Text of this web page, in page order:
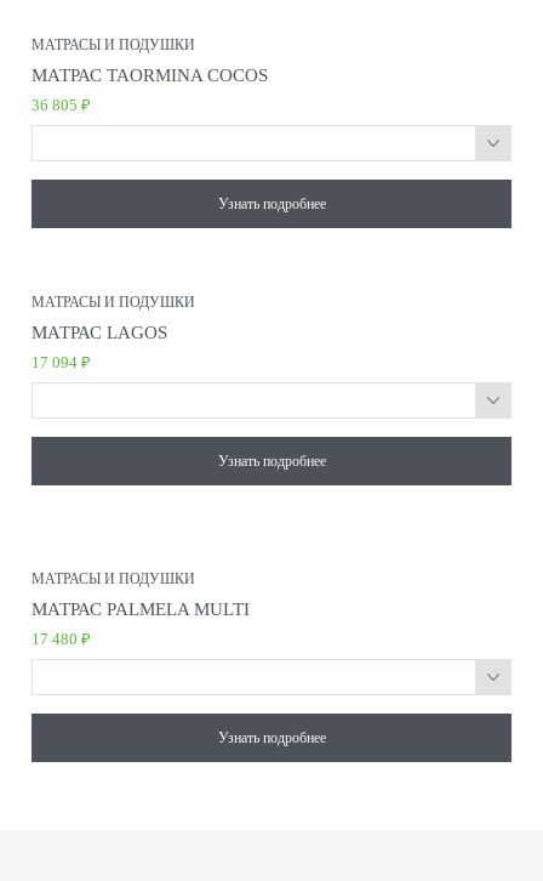
МАТРАСЫ И ПОДУШКИ
МАТРАС TAORMINA COCOS
36 805 ₽
Узнать подробнее
МАТРАСЫ И ПОДУШКИ
МАТРАС LAGOS
17 094 ₽
Узнать подробнее
МАТРАСЫ И ПОДУШКИ
МАТРАС PALMELA MULTI
17 480 ₽
Узнать подробнее